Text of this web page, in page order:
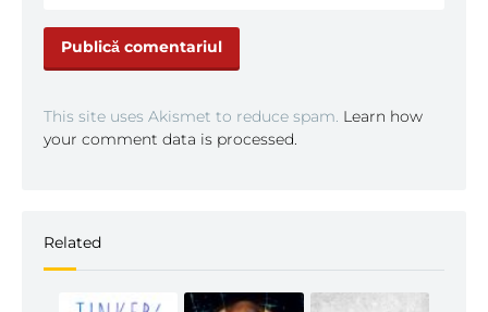
This site uses Akismet to reduce spam. Learn how
your comment data is processed.
Related